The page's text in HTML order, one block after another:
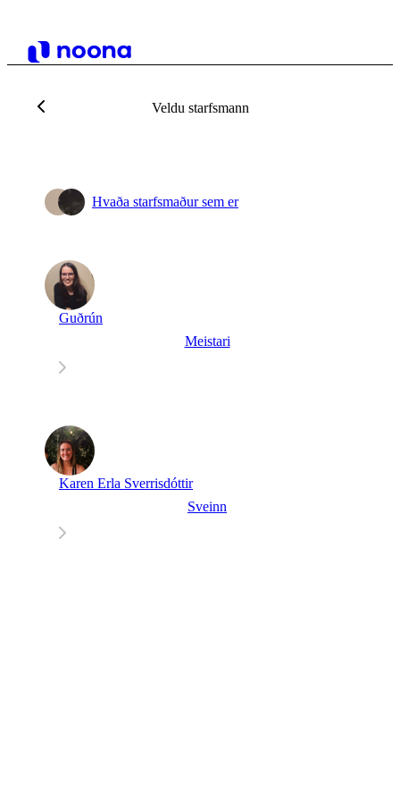
Veldu starfsmann
Hvaða starfsmaður sem er
Guðrún
Meistari
Karen Erla Sverrisdóttir
Sveinn